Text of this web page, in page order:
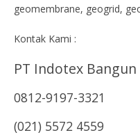
geomembrane, geogrid,
Kontak Kami :
PT Indotex
0812-9197-3321
(021) 5572 4559